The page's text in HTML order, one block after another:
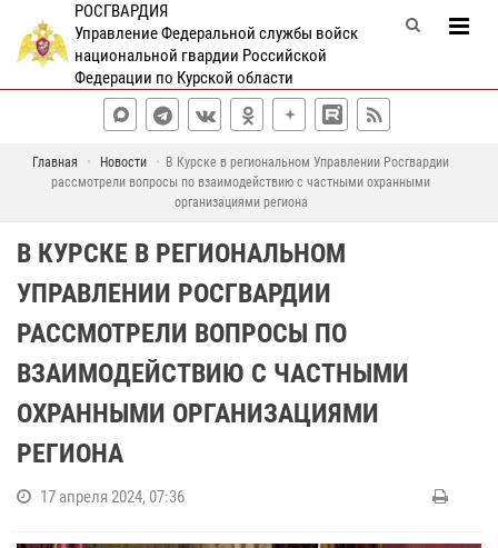
РОСГВАРДИЯ
Управление Федеральной службы войск
национальной гвардии Российской
Федерации по Курской области
Главная Новости
В Курске в региональном Управлении Росгвардии
рассмотрели вопросы по взаимодействию с частными охранными
организациями региона
В КУРСКЕ В РЕГИОНАЛЬНОМ
УПРАВЛЕНИИ РОСГВАРДИИ
РАССМОТРЕЛИ ВОПРОСЫ ПО
ВЗАИМОДЕЙСТВИЮ С ЧАСТНЫМИ
ОХРАННЫМИ ОРГАНИЗАЦИЯМИ
РЕГИОНА
17 апреля 2024, 07:36